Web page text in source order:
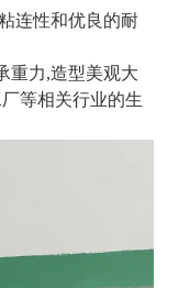
连性和优良的耐
重力,造型美观大
等相关行业的生